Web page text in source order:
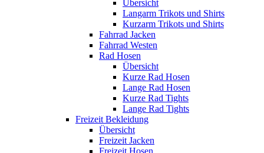
Übersicht
Langarm Trikots und Shirts
Kurzarm Trikots und Shirts
Fahrrad Jacken
Fahrrad Westen
Rad Hosen
Übersicht
Kurze Rad Hosen
Lange Rad Hosen
Kurze Rad Tights
Lange Rad Tights
Freizeit Bekleidung
Übersicht
Freizeit Jacken
Freizeit Hosen